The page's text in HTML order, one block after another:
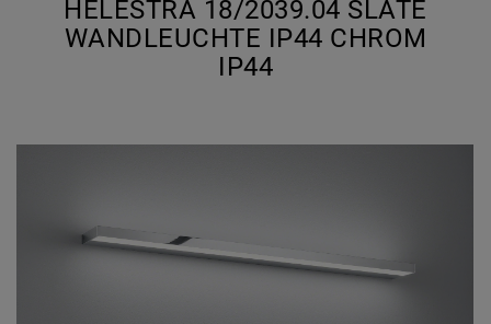
HELESTRA 18/2039.04 SLATE
WANDLEUCHTE IP44 CHROM
IP44